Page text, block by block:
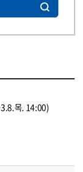
목. 14:00)